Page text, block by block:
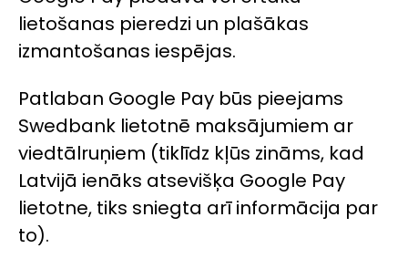
lietošanas pieredzi un plašākas
izmantošanas iespējas.
Patlaban Google Pay būs pieejams
Swedbank lietotnē maksājumiem ar
viedtālruņiem (tiklīdz kļūs zināms, kad
Latvijā ienāks atsevišķa Google Pay
lietotne, tiks sniegta arī informācija par
to).